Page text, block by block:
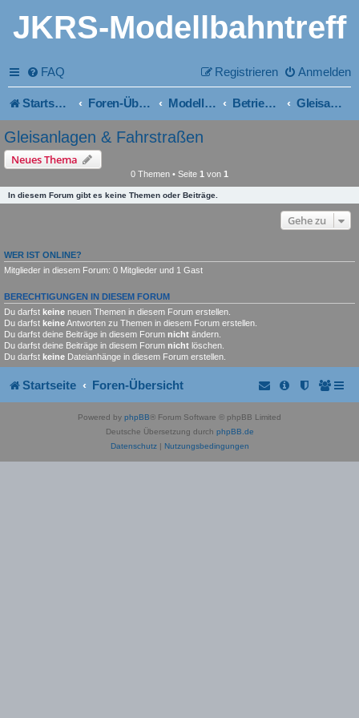
JKRS-Modellbahntreff
FAQ Anmelden
Registrieren
Startseite Foren-Übersicht Modellbahn ~ Bau und Planung Betriebsdienst Gleisanlagen & Fahrstraßen
Gleisanlagen & Fahrstraßen
Neues Thema
0 Themen • Seite 1 von 1
In diesem Forum gibt es keine Themen oder Beiträge.
Gehe zu
WER IST ONLINE?
Mitglieder in diesem Forum: 0 Mitglieder und 1 Gast
BERECHTIGUNGEN IN DIESEM FORUM
Du darfst keine neuen Themen in diesem Forum erstellen.
Du darfst keineAntworten zu Themen in diesem Forum erstellen.
Du darfst deine Beiträge in diesem Forum nicht ändern.
Du darfst deine Beiträge in diesem Forum nicht löschen.
Du darfst keine Dateianhänge in diesem Forum erstellen.
Startseite Foren-Übersicht
Powered by phpBB® Forum Software © phpBB Limited
Deutsche Übersetzung durch phpBB.de
Datenschutz| Nutzungsbedingungen